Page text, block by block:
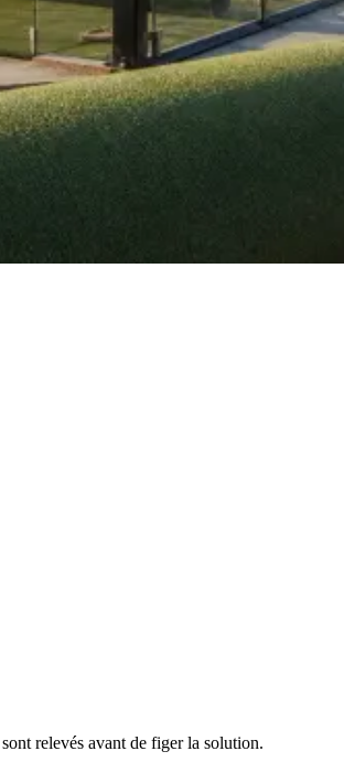
relevés avant de figer la solution.